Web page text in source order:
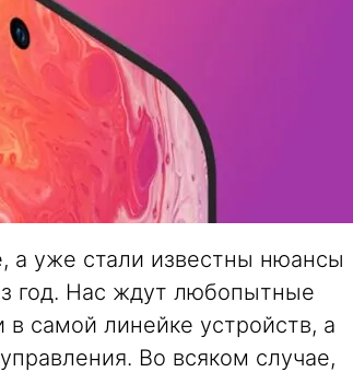
а уже стали известны нюансы
год. Нас ждут любопытные
самой линейке устройств, а
Во всяком случае,